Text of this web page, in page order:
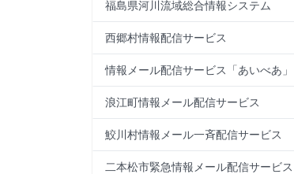
福島県河川流域総合情報システム
西郷村情報配信サービス
情報メール配信サービス「あいべあ」
浪江町情報メール配信サービス
鮫川村情報メール一斉配信サービス
二本松市緊急情報メール配信サービス